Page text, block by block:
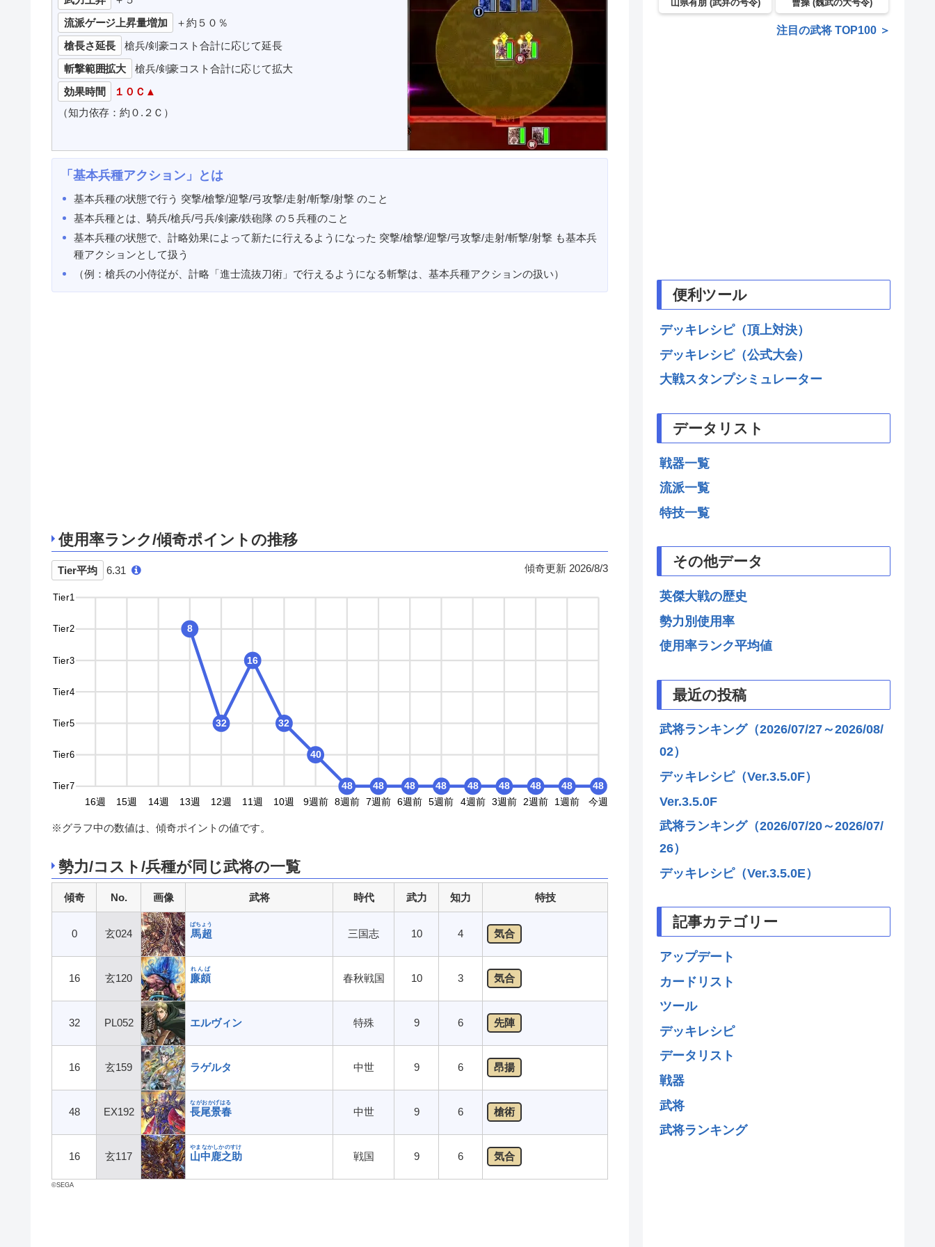
流派ゲージ上昇量増加
＋約５０％
槍長さ延長
槍兵/剣豪コスト合計に応じて延長
斬撃範囲拡大
槍兵/剣豪コスト合計に応じて拡大
効果時間
１０Ｃ▲
（知力依存：約０.２Ｃ）
「基本兵種アクション」とは
基本兵種の状態で行う 突撃/槍撃/迎撃/弓攻撃/走射/斬撃/射撃 のこと
基本兵種とは、騎兵/槍兵/弓兵/剣豪/鉄砲隊 の５兵種のこと
基本兵種の状態で、計略効果によって新たに行えるようになった 突撃/槍撃/迎撃/弓攻撃/走射/斬撃/射撃 も基本兵
種アクションとして扱う
（例：槍兵の小侍従が、計略「進士流抜刀術」で行えるようになる斬撃は、基本兵種アクションの扱い）
使用率ランク/傾奇ポイントの推移
Tier平均 6.31 傾奇更新 2026/8/3
Tier1
Tier2
Tier3
Tier4
Tier5
Tier6
Tier7
16週 15週 14週 13週 12週 11週 10週 9週前 8週前 7週前 6週前 5週前 4週前 3週前 2週前 1週前 今週
8
32
16
32
40
48 48 48 48 48 48 48 48 48
※グラフ中の数値は、傾奇ポイントの値です。
勢力/コスト/兵種が同じ武将の一覧
傾奇 No. 画像 武将 時代 武力 知力 特技
0 玄024 馬超
ばちょう
三国志 10 4 気合
16 玄120 廉頗
れんぱ
春秋戦国 10 3 気合
32 PL052 エルヴィン 特殊 9 6 先陣
16 玄159 ラゲルタ 中世 9 6 昂揚
48 EX192 長尾景春
ながおかげはる
中世 9 6 槍術
16 玄117 山中鹿之助
やまなかしかのすけ
戦国 9 6 気合
©SEGA
山県有朋 (武弁の号令) 曹操 (魏武の大号令)
注目の武将 TOP100 ＞
便利ツール
デッキレシピ（頂上対決）
デッキレシピ（公式大会）
大戦スタンプシミュレーター
データリスト
戦器一覧
流派一覧
特技一覧
その他データ
英傑大戦の歴史
勢力別使用率
使用率ランク平均値
最近の投稿
武将ランキング（2026/07/27～2026/08/
02）
デッキレシピ（Ver.3.5.0F）
Ver.3.5.0F
武将ランキング（2026/07/20～2026/07/
26）
デッキレシピ（Ver.3.5.0E）
記事カテゴリー
アップデート
カードリスト
ツール
デッキレシピ
データリスト
戦器
武将
武将ランキング